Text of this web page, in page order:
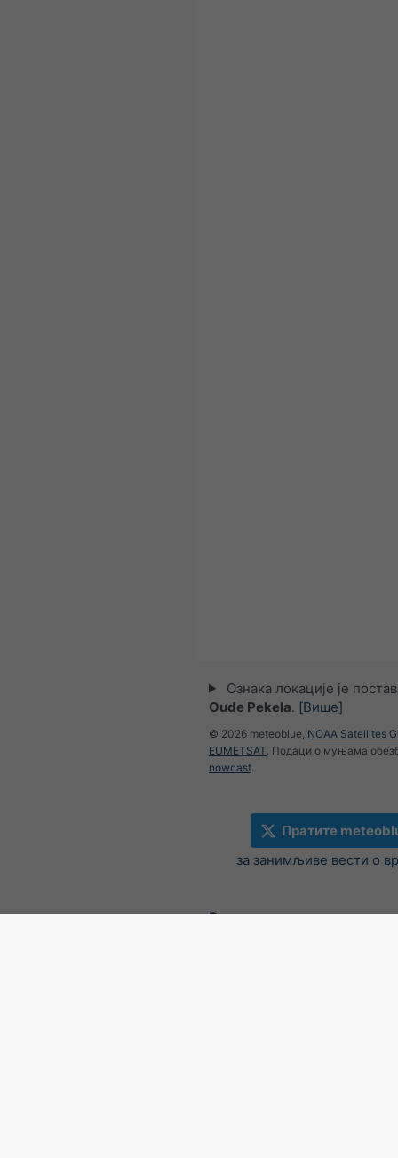
Ознака локације је
Oude Pekela. [Више]
© 2026 meteoblue, NOAA Satellites
EUMETSAT. Подаци о муњама
nowcast.
Пратите
за занимљиве вести о
Радар и краткорочна